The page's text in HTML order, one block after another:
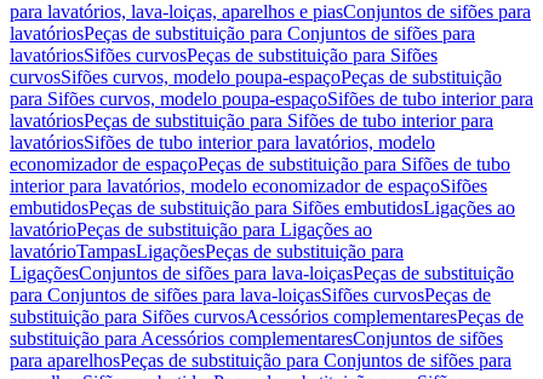
para lavatórios, lava-loiças, aparelhos e piasConjuntos de sifões para
lavatóriosPeças de substituição para Conjuntos de sifões para
lavatóriosSifões curvosPeças de substituição para Sifões
curvosSifões curvos, modelo poupa-espaçoPeças de substituição
para Sifões curvos, modelo poupa-espaçoSifões de tubo interior para
lavatóriosPeças de substituição para Sifões de tubo interior para
lavatóriosSifões de tubo interior para lavatórios, modelo
economizador de espaçoPeças de substituição para Sifões de tubo
interior para lavatórios, modelo economizador de espaçoSifões
embutidosPeças de substituição para Sifões embutidosLigações ao
lavatórioPeças de substituição para Ligações ao
lavatórioTampasLigaçõesPeças de substituição para
LigaçõesConjuntos de sifões para lava-loiçasPeças de substituição
para Conjuntos de sifões para lava-loiçasSifões curvosPeças de
substituição para Sifões curvosAcessórios complementaresPeças de
substituição para Acessórios complementaresConjuntos de sifões
para aparelhosPeças de substituição para Conjuntos de sifões para